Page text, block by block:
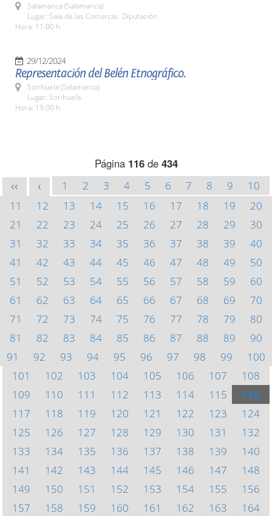
Salamanca (Salamanca)
Lugar: Sala de las Comarcas. Diputación.
Hora: 11:00 h.
29/12/2024
Representación del Belén Etnográfico.
Sorihuela (Salamanca)
Lugar: Sorihuela.
Hora: 19:00 h.
Página 116de 434
<< < 1 2 3 4 5 6 7 8 9
10
11
12 13 14 15 16 17 18 19
20
21
22 23 24 25 26 27 28 29
30
31
32 33 34 35 36 37 38 39
40
41
42 43 44 45 46 47 48 49
50
51
52 53 54 55 56 57 58 59
60
61
62 63 64 65 66 67 68 69
70
71
72 73 74 75 76 77 78 79
80
81
82 83 84 85 86 87 88 89
90
91
92 93 94 95 96 97 98 99
100
101
102 103 104 105 106 107
108
109
110 111 112 113 114 115
116
117
118 119 120 121 122 123
124
125
126 127 128 129 130 131
132
133
134 135 136 137 138 139
140
141
142 143 144 145 146 147
148
149
150 151 152 153 154 155
156
157
158 159 160 161 162 163
164